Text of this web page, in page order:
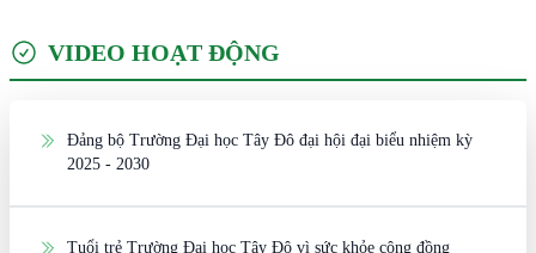
VIDEO HOẠT ĐỘNG
Đảng bộ Trường Đại học Tây Đô đại hội đại biểu nhiệm kỳ
2025 - 2030
Tuổi trẻ Trường Đại học Tây Đô vì sức khỏe cộng đồng